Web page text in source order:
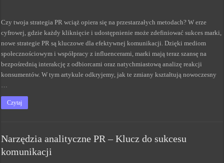
Czy twoja strategia PR wciąż opiera się na przestarzałych metodach? W erze
cyfrowej, gdzie każdy kliknięcie i udostępnienie może zdefiniować sukces marki,
nowe strategie PR są kluczowe dla efektywnej komunikacji. Dzięki mediom
społecznościowym i współpracy z influencerami, marki mają teraz szansę na
bezpośrednią interakcję z odbiorcami oraz natychmiastową analizę reakcji
konsumentów. W tym artykule odkryjemy, jak te zmiany kształtują nowoczesny
…
Czytaj
Narzędzia analityczne PR – Klucz do sukcesu
komunikacji